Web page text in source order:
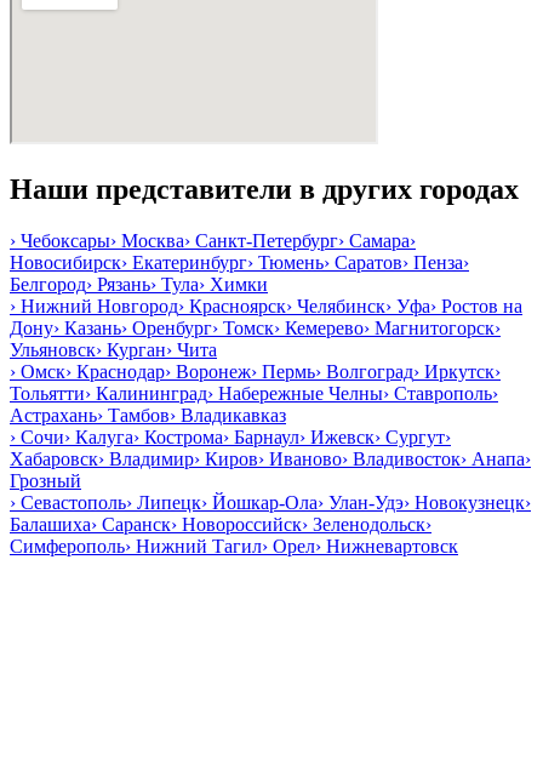
Наши представители в других городах
› Чебоксары› Москва› Санкт-Петербург› Самара›
Новосибирск› Екатеринбург› Тюмень› Саратов› Пенза›
Белгород› Рязань› Тула› Химки
› Нижний Новгород› Красноярск› Челябинск› Уфа› Ростов на
Дону› Казань› Оренбург› Томск› Кемерево› Магнитогорск›
Ульяновск› Курган› Чита
› Омск› Краснодар› Воронеж› Пермь› Волгоград› Иркутск›
Тольятти› Калининград› Набережные Челны› Ставрополь›
Астрахань› Тамбов› Владикавказ
› Сочи› Калуга› Кострома› Барнаул› Ижевск› Сургут›
Хабаровск› Владимир› Киров› Иваново› Владивосток› Анапа›
Грозный
› Севастополь› Липецк› Йошкар-Ола› Улан-Удэ› Новокузнецк›
Балашиха› Саранск› Новороссийск› Зеленодольск›
Симферополь› Нижний Тагил› Орел› Нижневартовск